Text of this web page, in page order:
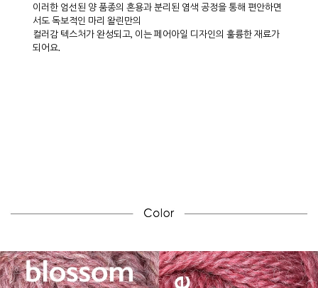
이러한 엄선된 양 품종의 혼용과 분리된 염색 공정을 통해 편안하면
서도 독보적인 마리 왈린만의
컬러감 텍스처가 완성되고, 이는 페어아일 디자인의 훌륭한 재료가
되어요.